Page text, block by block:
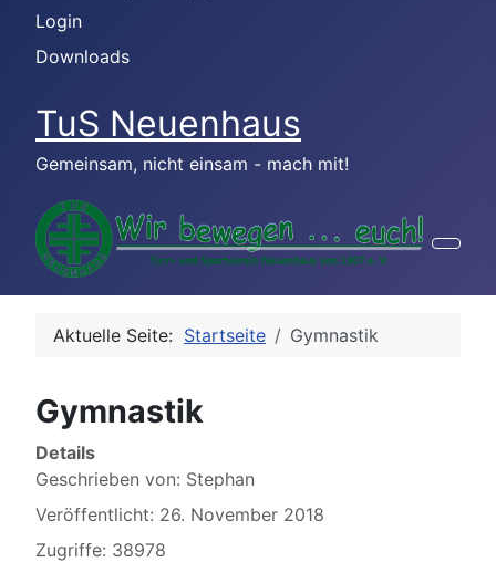
Login
Downloads
TuS Neuenhaus
Gemeinsam, nicht einsam - mach mit!
Aktuelle Seite: Startseite Gymnastik
Gymnastik
Details
Geschrieben von: Stephan
Veröffentlicht: 26. November 2018
Zugriffe: 38978